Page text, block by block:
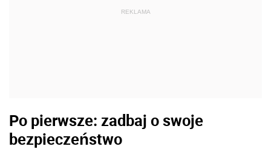
REKLAMA
Po pierwsze: zadbaj o swoje
bezpieczeństwo